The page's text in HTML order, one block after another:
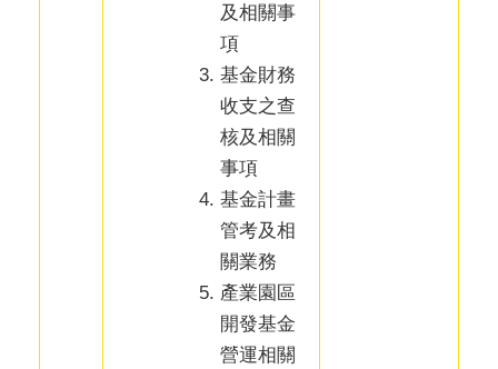
及相關事
項
基金財務
收支之查
核及相關
事項
基金計畫
管考及相
關業務
產業園區
開發基金
營運相關